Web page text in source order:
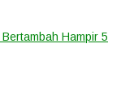
Hampir 5